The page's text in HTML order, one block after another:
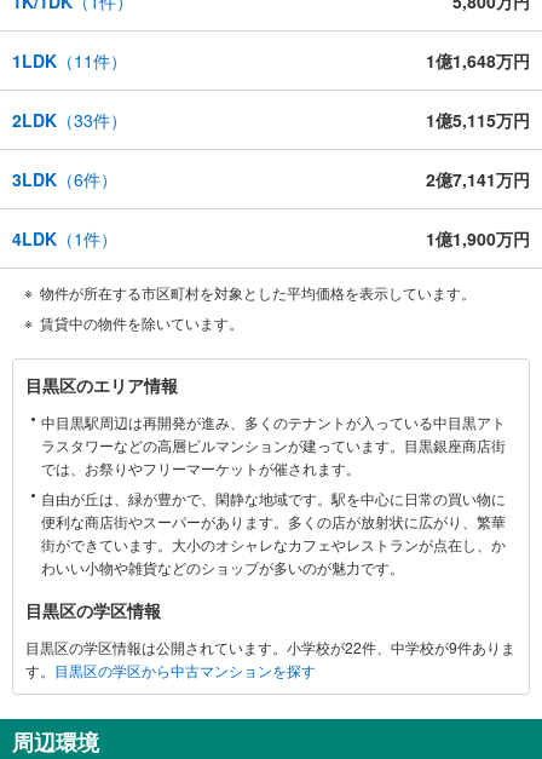
1LDK （11件） 1億1,648万円
2LDK （33件） 1億5,115万円
3LDK （6件） 2億7,141万円
4LDK （1件） 1億1,900万円
物件が所在する市区町村を対象とした平均価格を表示しています。
賃貸中の物件を除いています。
黒
区
す
る
目黒区のエリア情報
中目黒駅周辺は再開発が進み、多くのテナントが入っている中目黒アト
ラスタワーなどの高層ビルマンションが建っています。目黒銀座商店街
では、お祭りやフリーマーケットが催されます。
自由が丘は、緑が豊かで、閑静な地域です。駅を中心に日常の買い物に
便利な商店街やスーパーがあります。多くの店が放射状に広がり、繁華
街ができています。大小のオシャレなカフェやレストランが点在し、か
わいい小物や雑貨などのショップが多いのが魅力です。
目黒区の学区情報
目黒区の学区情報は公開されています。小学校が22件、中学校が9件ありま
す。 目黒区の学区から中古マンションを探す
周辺環境